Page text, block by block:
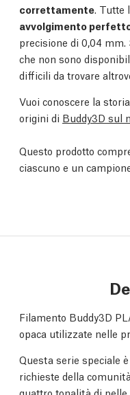
correttamente. Tutte
avvolgimento
precisione di 0,04
che non sono
difficili da trovare
Vuoi conoscere la
origini di Buddy3D sul
Questo prodotto
ciascuno e un
Filamento Buddy3D
opaca utilizzate nelle
Questa serie speciale
richieste della
quattro tonalità di